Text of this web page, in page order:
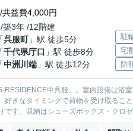
共益費4,000円
3年 /12階建
「呉服町」駅 徒歩5分
「千代県庁口 」駅 徒歩8分
「中洲川端 」駅 徒歩12分
駐
宅
防
中呉服」。室内設備は浴
きなタイミングで荷物を受け取るこ
す。収納はシューズボックス・クロ